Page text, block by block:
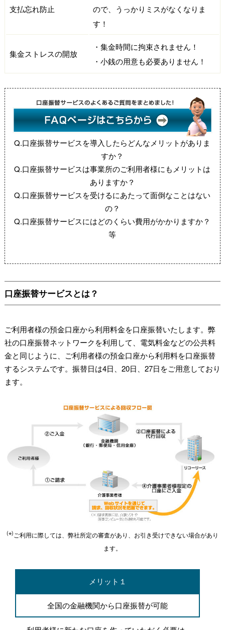
支払忘れ防止
ので、うっかりミスがなくなりま
す！
集金ストレスの開放
・集金時間に拘束されません！
・小銭の用意も必要ありません！
Q.口座振替サービスを導入したらどんなメリットがありま
すか？
Q.口座振替サービスは事業所のご利用者様にもメリットは
ありますか？
Q.口座振替サービスを受けるにあたって面倒なことはない
の？
Q.口座振替サービスにはどのくらい費用がかかりますか？
等
口座振替サービスとは？
ご利用者様の預金口座から利用料金を口座振替いたします。弊
社の口座振替ネットワークを利用して、電気料金などの公共料
金と同じように、ご利用者様の預金口座から利用料を口座振替
するシステムです。振替日は4日、20日、27日をご用意しており
ます。
(※)ご利用に際しては、弊社所定の審査があり、お引き受けできない場合があり
ます。
メリット１
全国の金融機関から口座振替が可能